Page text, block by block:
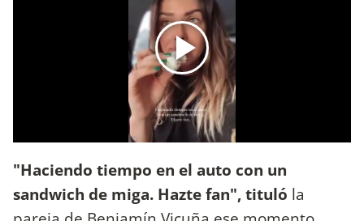
"Haciendo tiempo en el auto con un
sandwich de miga. Hazte fan", tituló la